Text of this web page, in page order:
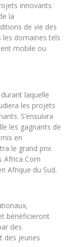
innovants
la
de vie des
les domaines tels
mobile ou
laquelle
les projets
S’ensuivra
les gagnants de
en
le grand prix
Africa Com
Afrique du Sud.
bénéficieront
des
des jeunes